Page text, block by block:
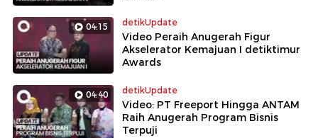
04:15 detikUpdate
Video Peraih Anugerah Figur
Akselerator Kemajuan I detiktimur
Awards
04:40 detikUpdate
Video: PT Freeport Hingga ANTAM
Raih Anugerah Program Bisnis
Terpuji